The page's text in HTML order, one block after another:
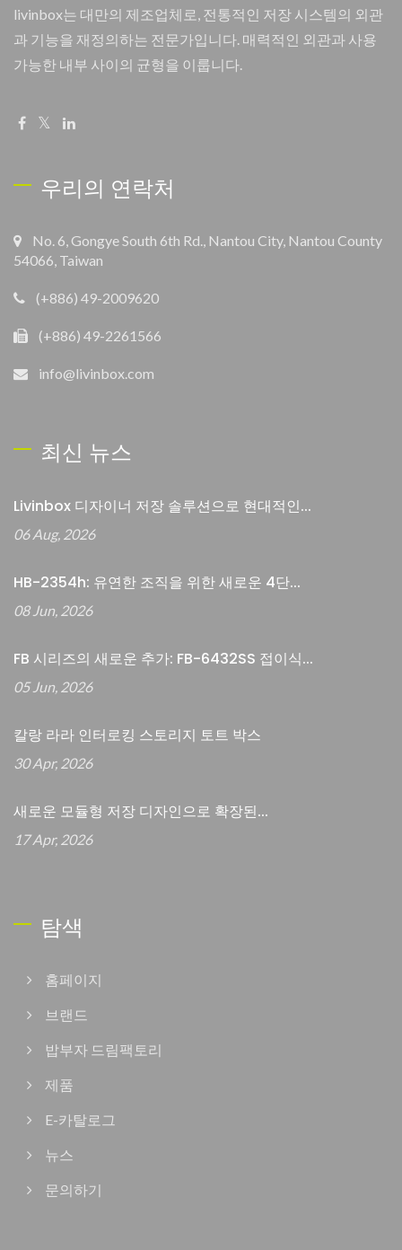
livinbox는 대만의 제조업체로, 전통적인 저장 시스템의 외관
과 기능을 재정의하는 전문가입니다. 매력적인 외관과 사용
가능한 내부 사이의 균형을 이룹니다.
우리의 연락처
No. 6, Gongye South 6th Rd., Nantou City, Nantou County
54066, Taiwan
(+886) 49-2009620
(+886) 49-2261566
info@livinbox.com
최신 뉴스
Livinbox 디자이너 저장 솔루션으로 현대적인...
06 Aug, 2026
HB-2354h: 유연한 조직을 위한 새로운 4단...
08 Jun, 2026
FB 시리즈의 새로운 추가: FB-6432SS 접이식...
05 Jun, 2026
칼랑 라라 인터로킹 스토리지 토트 박스
30 Apr, 2026
새로운 모듈형 저장 디자인으로 확장된...
17 Apr, 2026
탐색
홈페이지
브랜드
밥부자 드림팩토리
제품
E-카탈로그
뉴스
문의하기